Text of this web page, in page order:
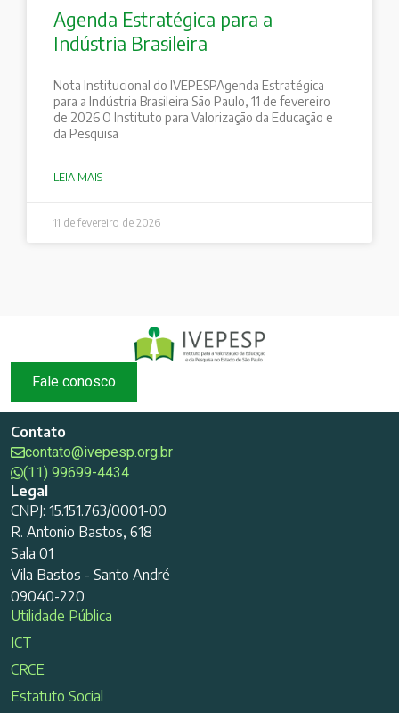
Agenda Estratégica para a
Indústria Brasileira
Nota Institucional do IVEPESPAgenda Estratégica
para a Indústria Brasileira São Paulo, 11 de fevereiro
de 2026 O Instituto para Valorização da Educação e
da Pesquisa
LEIA MAIS
11 de fevereiro de 2026
Fale conosco
Contato
contato@ivepesp.org.br
(11) 99699-4434
Legal
CNPJ: 15.151.763/0001-00
R. Antonio Bastos, 618
Sala 01
Vila Bastos - Santo André
09040-220
Utilidade Pública
ICT
CRCE
Estatuto Social